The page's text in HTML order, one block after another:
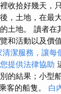
收拾好幾天，
，土地，在最
土地。 讀者在
和活動以及價
清潔服務，讓每
提供法律協助
的結果；小型
客的船隻。 白